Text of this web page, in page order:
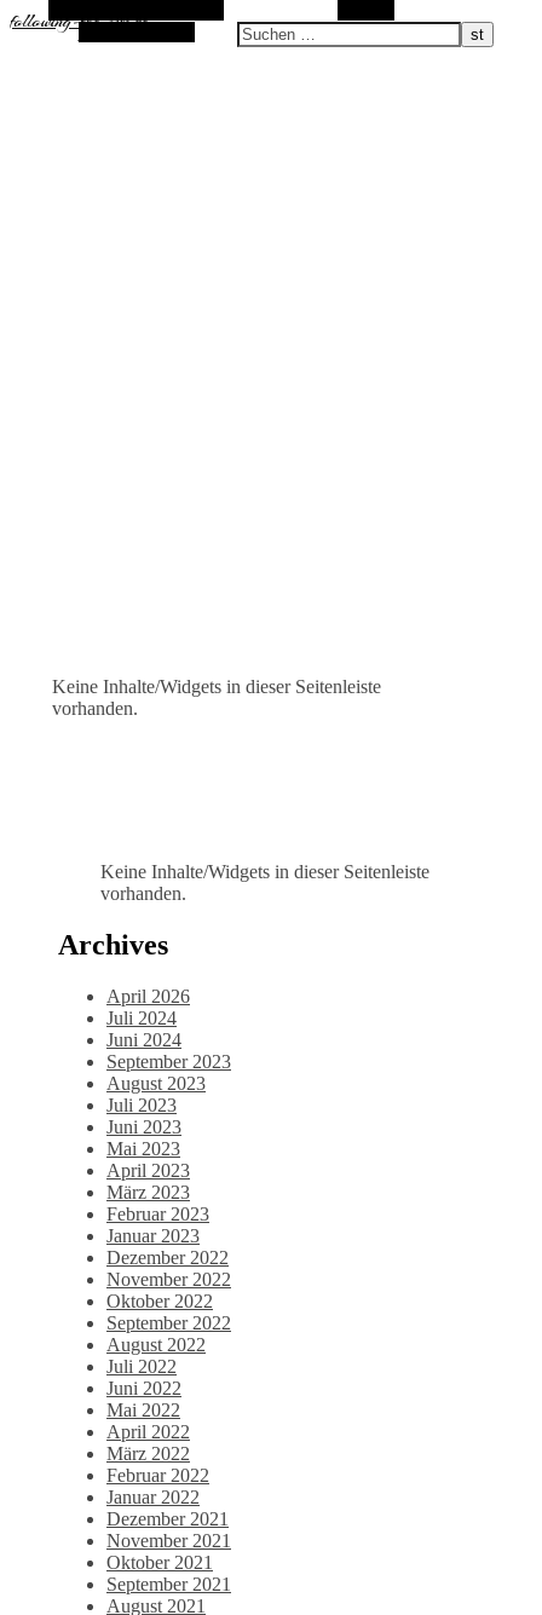
following-the-sun.de
Zufallsauswahl
Keine Inhalte/Widgets in dieser Seitenleiste
vorhanden.
Keine Inhalte/Widgets in dieser Seitenleiste
vorhanden.
Archives
April 2026
Juli 2024
Juni 2024
September 2023
August 2023
Juli 2023
Juni 2023
Mai 2023
April 2023
März 2023
Februar 2023
Januar 2023
Dezember 2022
November 2022
Oktober 2022
September 2022
August 2022
Juli 2022
Juni 2022
Mai 2022
April 2022
März 2022
Februar 2022
Januar 2022
Dezember 2021
November 2021
Oktober 2021
September 2021
August 2021